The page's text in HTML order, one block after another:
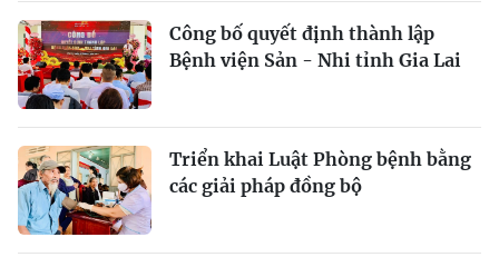
Công bố quyết định thành lập
Bệnh viện Sản - Nhi tỉnh Gia Lai
Triển khai Luật Phòng bệnh bằng
các giải pháp đồng bộ